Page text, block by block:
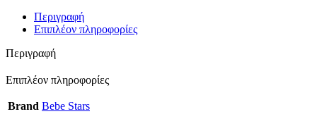
Περιγραφή
Επιπλέον πληροφορίες
Περιγραφή
Επιπλέον πληροφορίες
Brand Bebe Stars